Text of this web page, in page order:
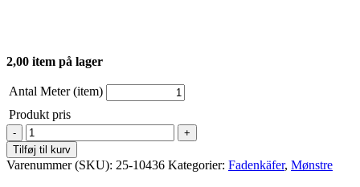
2,00 item på lager
Antal Meter (item)
Produkt pris
Fadenkäfer
-
Softshelljacke-
Kinder
Tilføj til kurv
Varenummer (SKU): 25-10436 Kategorier: Fadenkäfer, Mønstre